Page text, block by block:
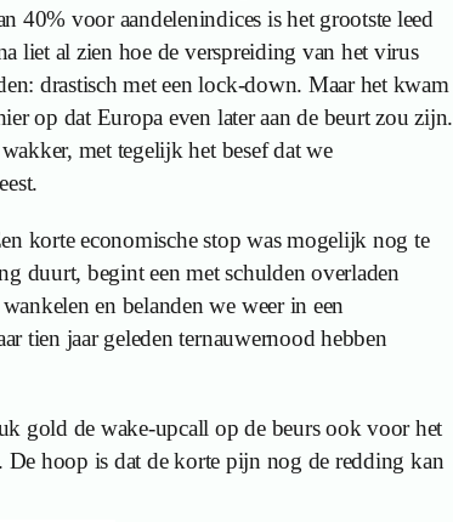
40% voor aandelenindices is het grootste leed
liet al zien hoe de verspreiding van het virus
drastisch met een lock-down. Maar het kwam
op dat Europa even later aan de beurt zou zijn.
met tegelijk het besef dat we
korte economische stop was mogelijk nog te
duurt, begint een met schulden overladen
en belanden we weer in een
tien jaar geleden ternauwernood hebben
gold de wake-upcall op de beurs ook voor het
De hoop is dat de korte pijn nog de redding kan